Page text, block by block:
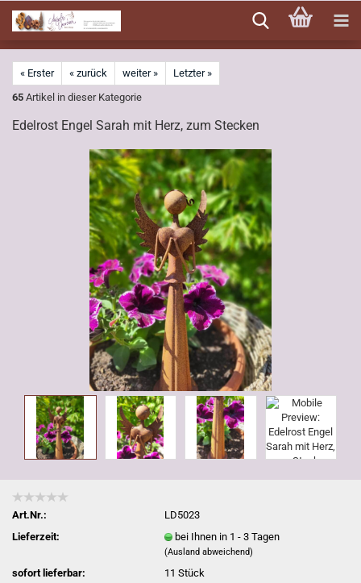
zum
Hauptinhalt
« Erster « zurück weiter »
Letzter »
65 Artikel in dieser Kategorie
Edelrost Engel Sarah mit Herz, zum Stecken
Art.Nr.:
LD5023
Lieferzeit:
bei Ihnen in 1 - 3 Tagen
(Ausland abweichend)
sofort lieferbar: 11Stück